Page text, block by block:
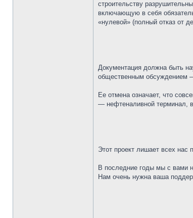
строительству
включающую в себя
«нулевой» (полный отказ от
Документация должна быть
общественным обсуждением
Ее отмена означает, что
— нефтеналивной терминал, в
Этот проект лишает всех
В последние годы мы с вами
Нам очень нужна ваша